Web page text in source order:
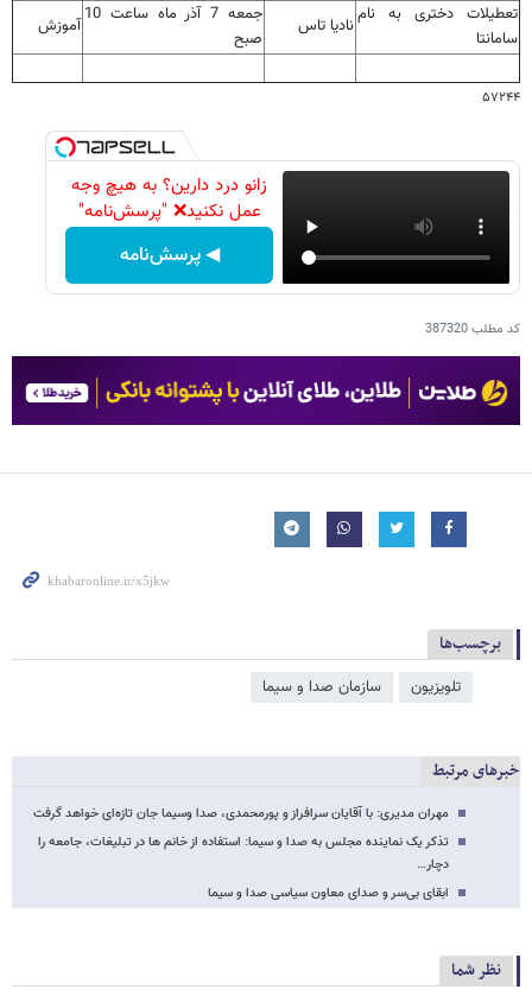
تعطیلات دختری به نام
سامانتا
نادیا تاس
جمعه 7 آذر ماه ساعت 10
صبح
آموزش
۵۷۲۴۴
زانو درد دارین؟ به هیچ وجه
عمل نکنید❌ "پرسش‌نامه"
◀ پرسش‌نامه
کد مطلب387320
برچسب‌ها
تلویزیون سازمان صدا و سیما
خبرهای مرتبط
مهران مدیری: با آقایان سرافراز و پورمحمدی، صدا وسیما جان تازه‌ای خواهد گرفت
تذکر یک نماینده مجلس به صدا و سیما: استفاده از خانم ها در تبلیغات، جامعه را
دچار…
ابقای بی‌سر و صدای معاون سیاسی صدا و سیما
نظر شما